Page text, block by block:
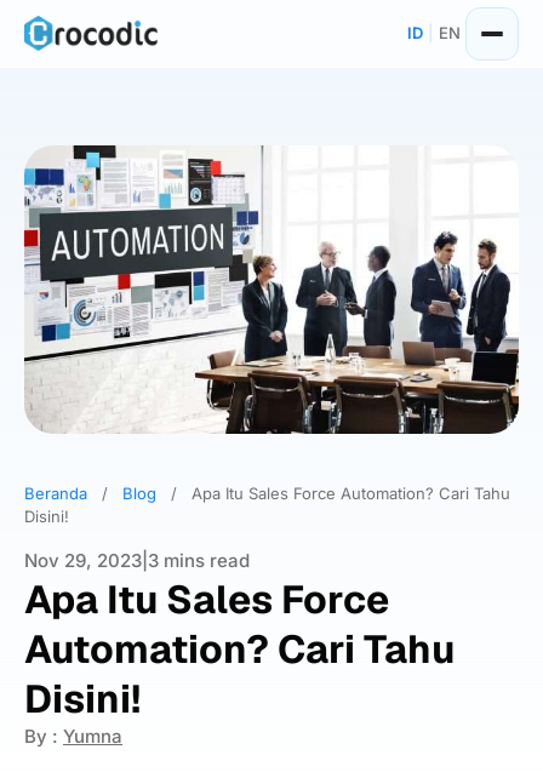
Skip
ID EN
Beranda / Blog /
Apa Itu Sales Force Automation? Cari Tahu
Disini!
Nov 29, 2023 3 mins read
Apa Itu Sales Force
Automation? Cari Tahu
Disini!
By : Yumna